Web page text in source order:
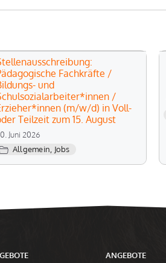
Fachkräfte /
und
/
(m/w/d) in Voll-
Teilzeit zum 15. August
Juni 2026
Allgemein, Jobs
ANGEBOTE